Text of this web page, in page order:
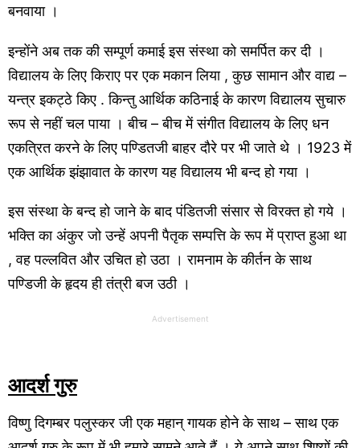
बनवाया ।
इन्होंने अब तक की सम्पूर्ण कमाई इस संस्था को समर्पित कर दी ।
विद्यालय के लिए किराए पर एक मकान लिया , कुछ सामान और वाद्य –
यन्त्र इकट्ठे किए . किन्तु आर्थिक कठिनाई के कारण विद्यालय सुचारु
रूप से नहीं चल पाया । बीच – बीच में संगीत विद्यालय के लिए धन
एकत्रित करने के लिए पण्डितजी बाहर दौरे पर भी जाते थे । 1923 में
एक आर्थिक झंझावात के कारण यह विद्यालय भी बन्द हो गया ।
इस संस्था के बन्द हो जाने के बाद पंडितजी संसार से विरक्त हो गये ।
भक्ति का अंकुर जो उन्हें अपनी पैतृक सम्पत्ति के रूप में प्राप्त हुआ था
, वह पल्लवित और उचित हो उठा । रामनाम के कीर्तन के साथ
पण्डिजी के हृदय ही तंत्री बज उठी ।
Advertisement
आदर्श गुरु
विष्णु दिगम्बर पलुस्कर जी एक महान् गायक होने के साथ – साथ एक